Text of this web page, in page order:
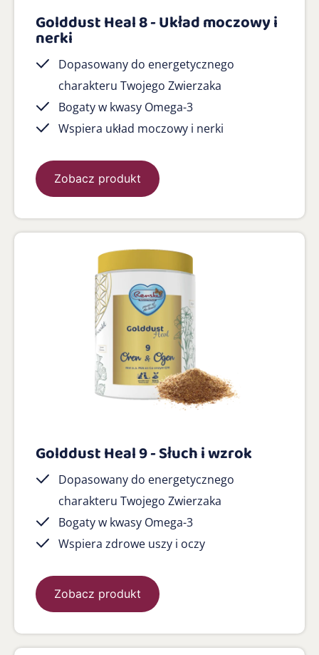
Golddust Heal 8 - Układ moczowy i
nerki
Dopasowany do energetycznego
charakteru Twojego Zwierzaka
Bogaty w kwasy Omega-3
Wspiera układ moczowy i nerki
Zobacz produkt
Golddust Heal 9 - Słuch i wzrok
Dopasowany do energetycznego
charakteru Twojego Zwierzaka
Bogaty w kwasy Omega-3
Wspiera zdrowe uszy i oczy
Zobacz produkt